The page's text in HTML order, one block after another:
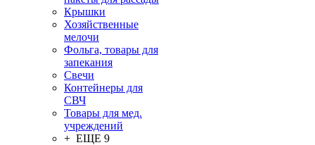
Крышки
Хозяйственные
мелочи
Фольга, товары для
запекания
Свечи
Контейнеры для
СВЧ
Товары для мед.
учреждений
+ ЕЩЕ 9